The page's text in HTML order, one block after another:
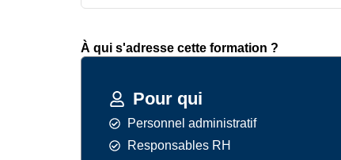
À qui s'adresse cette formation ?
Pour qui
Personnel administratif
Responsables RH